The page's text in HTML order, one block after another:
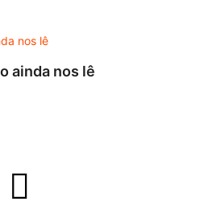
ainda nos lê